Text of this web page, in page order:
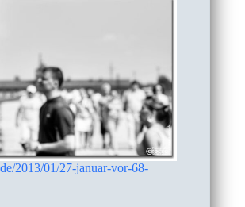
2013/01/27-januar-vor-68-